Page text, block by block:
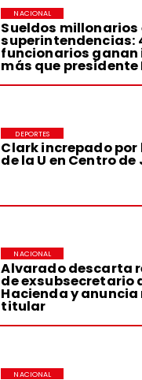
Sueldos millonarios
superintendencias:
funcionarios ganan
más que presidente
NACIONAL
Clark increpado por
de la U en Centro
DEPORTES
Alvarado descarta
de exsubsecretario
Hacienda y anuncia
titular
NACIONAL
NACIONAL